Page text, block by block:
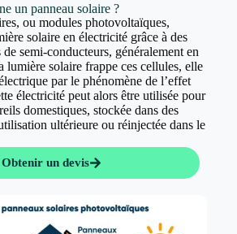
un panneau solaire ?
ou modules photovoltaïques,
solaire en électricité grâce à des
semi-conducteurs, généralement en
lumière solaire frappe ces cellules, elle
par le phénomène de l’effet
électricité peut alors être utilisée pour
domestiques, stockée dans des
ultérieure ou réinjectée dans le
Obtenir un devis